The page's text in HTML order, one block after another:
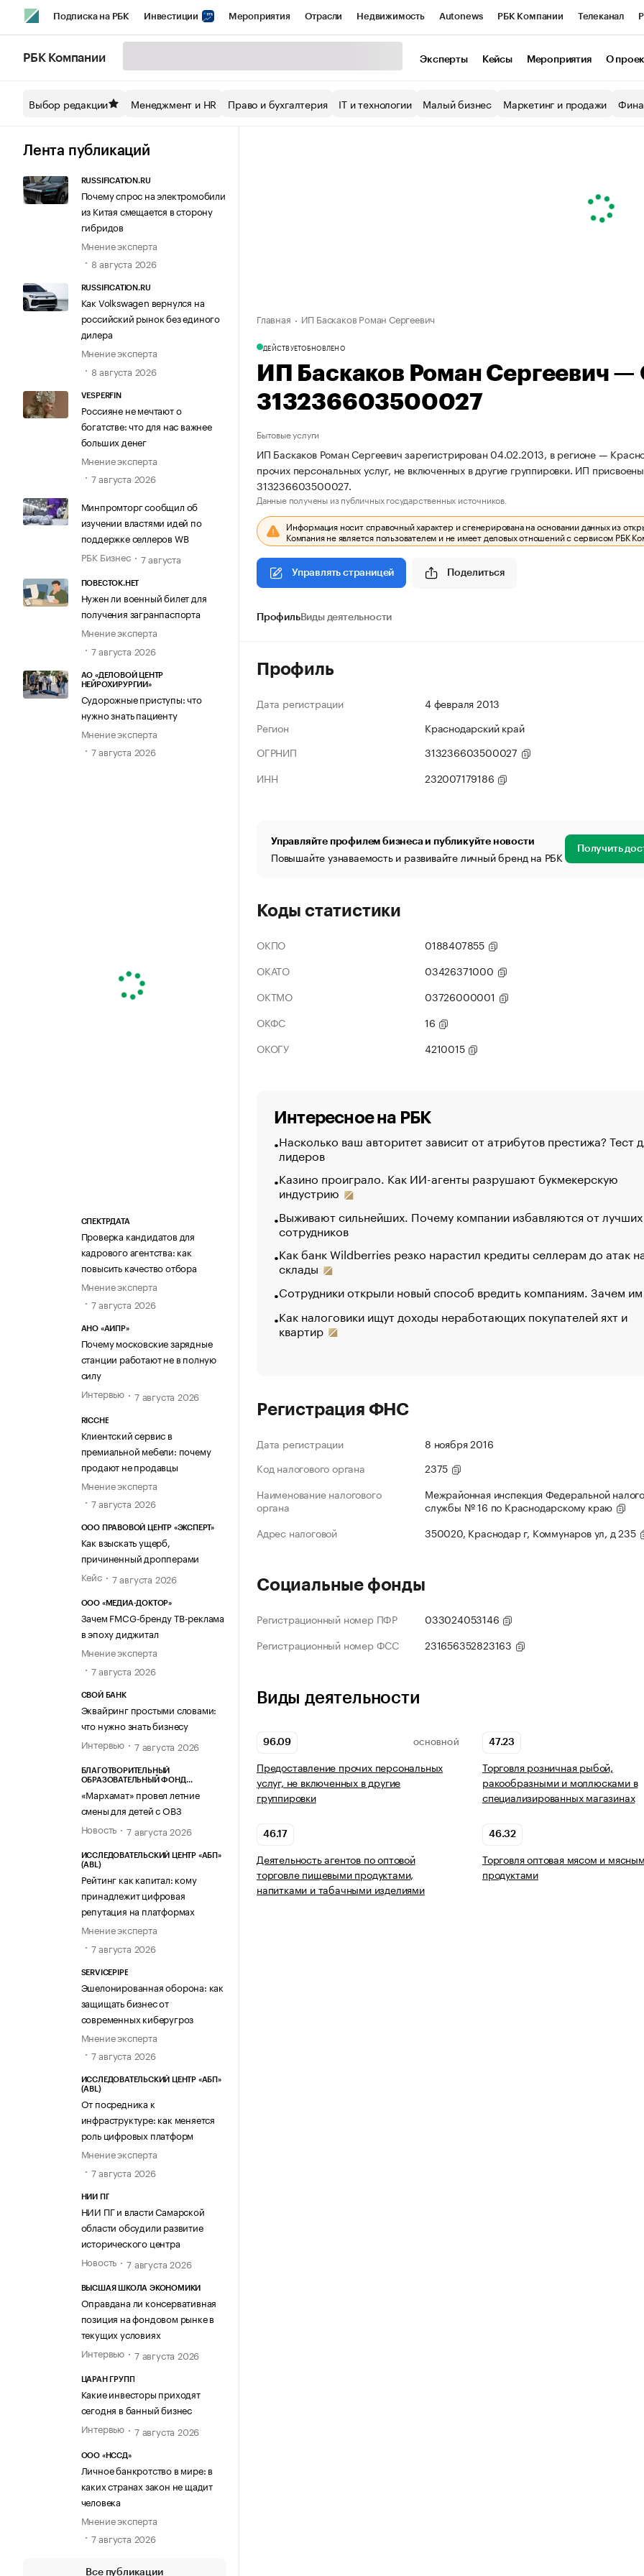
Подписка на РБК Инвестиции Мероприятия Отрасли Недвижимость Autonews РБК Компании Телеканал
Спецпроекты СПб Конференции СПб Спецпроекты Экономика Бизнес
Технологии и медиа
РБК Компании Эксперты Кейсы Мероприятия О
Выбор редакции Менеджмент и HR Право и бухгалтерия IT и технологии Малый бизнес Маркетинг и продажи
Лента публикаций
RUSSIFICATION.RU
Почему спрос на электромобили
из Китая смещается в сторону
гибридов
Мнение эксперта
8 августа 2026
RUSSIFICATION.RU
Как Volkswagen вернулся на
российский рынок без единого
дилера
Мнение эксперта
8 августа 2026
VESPERFIN
Россияне не мечтают о
богатстве: что для нас важнее
больших денег
Мнение эксперта
7 августа 2026
Минпромторг сообщил об
изучении властями идей по
поддержке селлеров WB
РБК Бизнес
7 августа
ПОВЕСТОК.НЕТ
Нужен ли военный билет для
получения загранпаспорта
Мнение эксперта
7 августа 2026
АО «ДЕЛОВОЙ ЦЕНТР
НЕЙРОХИРУРГИИ»
Судорожные приступы: что
нужно знать пациенту
Мнение эксперта
7 августа 2026
СПЕКТРДАТА
Проверка кандидатов для
кадрового агентства: как
повысить качество отбора
Мнение эксперта
7 августа 2026
АНО «АИПР»
Почему московские зарядные
станции работают не в полную
силу
Интервью
7 августа 2026
RICCHE
Клиентский сервис в
премиальной мебели: почему
продают не продавцы
Мнение эксперта
7 августа 2026
ООО ПРАВОВОЙ ЦЕНТР «ЭКСПЕРТ»
Как взыскать ущерб,
причиненный дропперами
Кейс
7 августа 2026
ООО «МЕДИА-ДОКТОР»
Зачем FMCG-бренду ТВ-реклама
в эпоху диджитал
Мнение эксперта
7 августа 2026
СВОЙ БАНК
Эквайринг простыми словами:
что нужно знать бизнесу
Интервью
7 августа 2026
БЛАГОТВОРИТЕЛЬНЫЙ
ОБРАЗОВАТЕЛЬНЫЙ ФОНД
«Мархамат» провел летние
смены для детей с ОВЗ
Новость
7 августа 2026
ИССЛЕДОВАТЕЛЬСКИЙ ЦЕНТР «АБП»
(ABL)
Рейтинг как капитал: кому
принадлежит цифровая
репутация на платформах
Мнение эксперта
7 августа 2026
SERVICEPIPE
Эшелонированная оборона: как
защищать бизнес от
современных киберугроз
Мнение эксперта
7 августа 2026
ИССЛЕДОВАТЕЛЬСКИЙ ЦЕНТР «АБП»
(ABL)
От посредника к
инфраструктуре: как меняется
роль цифровых платформ
Мнение эксперта
7 августа 2026
НИИ ПГ
НИИ ПГ и власти Самарской
области обсудили развитие
исторического центра
Новость
7 августа 2026
ВЫСШАЯ ШКОЛА ЭКОНОМИКИ
Оправдана ли консервативная
позиция на фондовом рынке в
текущих условиях
Интервью
7 августа 2026
ЦАРАН ГРУПП
Какие инвесторы приходят
сегодня в банный бизнес
Интервью
7 августа 2026
ООО «НССД»
Личное банкротство в мире: в
каких странах закон не щадит
человека
Мнение эксперта
7 августа 2026
Все публикации
Главная ИП Баскаков Роман Сергеевич
ДЕЙСТВУЕТОБНОВЛЕНО
ИП Баскаков Роман Сергеевич
313236603500027
Бытовые услуги
ИП Баскаков Роман Сергеевич зарегистрирован 04.02.2013, в регионе —
прочих персональных услуг, не включенных в другие группировки. ИП
313236603500027.
Данные получены из публичных государственных источников.
Информация носит справочный характер и сгенерирована на основании данных из
Компания не является пользователем и не имеет деловых отношений с сервисом РБК
Управлять страницей Поделиться
ПрофильВиды деятельности
Профиль
Дата регистрации
4 февраля 2013
Регион
Краснодарский край
ОГРНИП
313236603500027
ИНН
232007179186
Управляйте профилем бизнеса и публикуйте новости
Повышайте узнаваемость и развивайте личный бренд на РБК Получить
Коды статистики
ОКПО
0188407855
ОКАТО
03426371000
ОКТМО
03726000001
ОКФС
16
ОКОГУ
4210015
Интересное на РБК
Насколько ваш авторитет зависит от атрибутов престижа? Тест
лидеров
Казино проиграло. Как ИИ-агенты разрушают букмекерскую
индустрию
Выживают сильнейших. Почему компании избавляются от лучших
сотрудников
Как банк Wildberries резко нарастил кредиты селлерам до атак
склады
Сотрудники открыли новый способ вредить компаниям. Зачем
Как налоговики ищут доходы неработающих покупателей яхт и
квартир
Регистрация ФНС
Дата регистрации
8 ноября 2016
Код налогового органа
2375
Наименование налогового
органа
Межрайонная инспекция Федеральной
службы № 16 по Краснодарскому краю
Адрес налоговой
350020, Краснодар г, Коммунаров ул, д 235
Социальные фонды
Регистрационный номер ПФР
033024053146
Регистрационный номер ФСС
231656352823163
Виды деятельности
96.09 ОСНОВНОЙ
Предоставление прочих персональных
услуг, не включенных в другие
группировки
47.23
Торговля розничная рыбой,
ракообразными и моллюсками в
специализированных магазинах
46.17
Деятельность агентов по оптовой
торговле пищевыми продуктами,
напитками и табачными изделиями
46.32
Торговля оптовая мясом и
продуктами